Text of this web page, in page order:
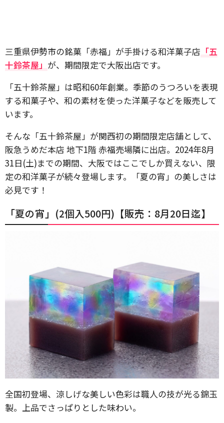
三重県伊勢市の銘菓「赤福」が手掛ける和洋菓子店 「五
十鈴茶屋」 が、期間限定で大阪出店です。
「五十鈴茶屋」は昭和60年創業。季節のうつろいを表現
する和菓子や、和の素材を使った洋菓子などを販売して
います。
そんな「五十鈴茶屋」が関西初の期間限定店舗として、
阪急うめだ本店 地下1階 赤福売場隣に出店。2024年8月
31日(土)までの期間、大阪ではここでしか買えない、限
定の和洋菓子が続々登場します。「夏の宵」の美しさは
必見です！
「夏の宵」(2個入500円)【販売：8月20日迄】
全国初登場、涼しげな美しい色彩は職人の技が光る錦玉
製。上品でさっぱりとした味わい。